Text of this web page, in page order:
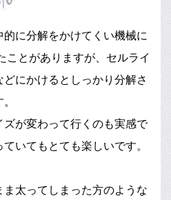
に分解をかけてくい機械に
ことがありますが、セルライ
どにかけるとしっかり分解さ
ズが変わって行くのも実感で
いてもとても楽しいです。
太ってしまった方のような